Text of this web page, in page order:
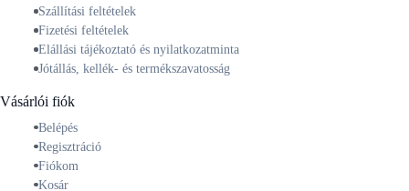
Szállítási feltételek
Fizetési feltételek
Elállási tájékoztató és nyilatkozatminta
Jótállás, kellék- és termékszavatosság
Vásárlói fiók
Belépés
Regisztráció
Fiókom
Kosár